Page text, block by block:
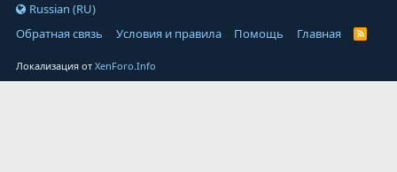
Russian (RU)
Обратная связь
Условия и правила Помощь Главная
Локализация отXenForo.Info